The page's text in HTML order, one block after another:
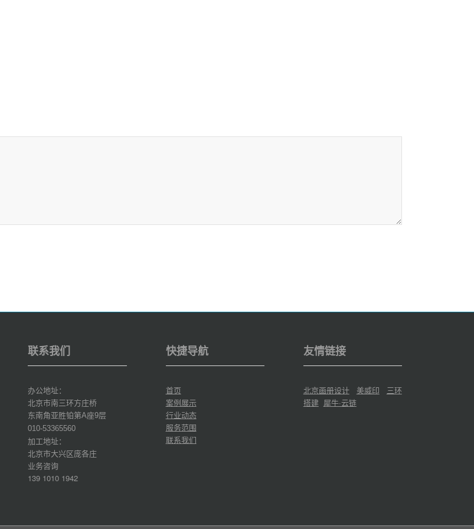
联系我们
办公地址：
北京市南三环方庄桥
东南角亚胜铂第A座9层
010-53365560
加工地址：
北京市大兴区庞各庄
业务咨询
139 1010 1942
快捷导航
首页
案例展示
行业动态
服务范围
联系我们
友情链接
北京画册设计 美威印
三环
搭建 犀牛·云链